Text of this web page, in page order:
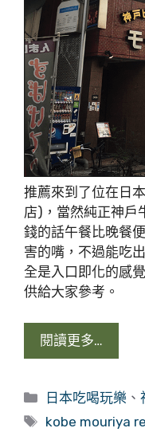
推薦來到了位在日
店)，當然純正神戶
錢的話午餐比晚餐
害的嘴，不過能吃
全是入口即化的感
供給大家參考。
閱讀更多…
分
類
日本吃喝玩樂 、
標
kobe mouriya